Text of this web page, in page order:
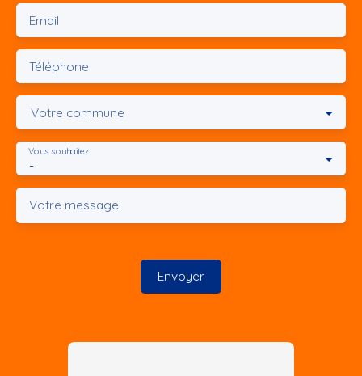
Email
Téléphone
Votre commune
-
Vous souhaitez
Votre message
Envoyer